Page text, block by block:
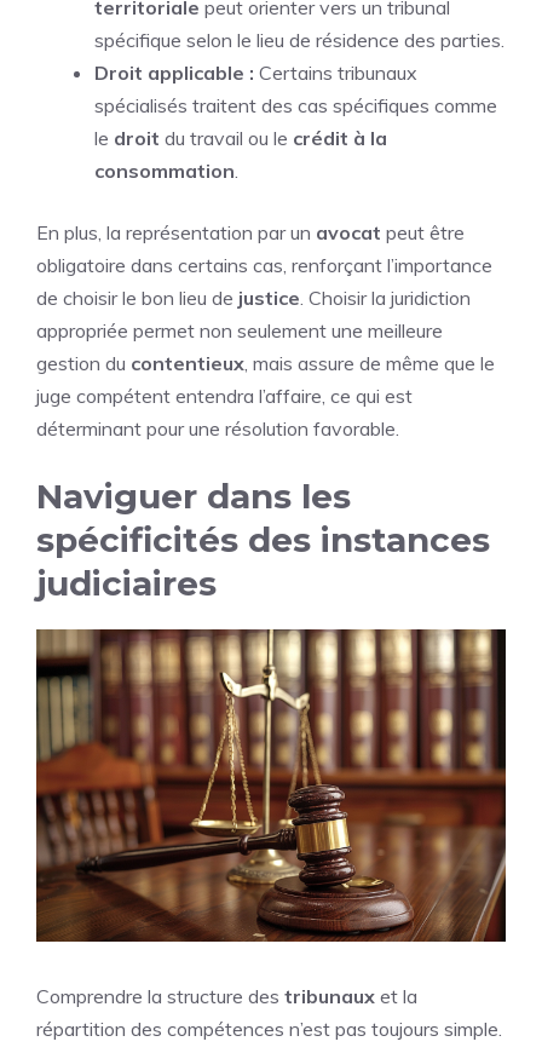
territoriale peut orienter vers un tribunal
spécifique selon le lieu de résidence des parties.
Droit applicable : Certains tribunaux
spécialisés traitent des cas spécifiques comme
le droit du travail ou le crédit à la
consommation
En plus, la représentation par un avocat peut être
obligatoire dans certains cas, renforçant l’importance
de choisir le bon lieu de justice . Choisir la juridiction
appropriée permet non seulement une meilleure
gestion du contentieux , mais assure de même que le
juge compétent entendra l’affaire, ce qui est
déterminant pour une résolution favorable.
Naviguer dans les
spécificités des instances
judiciaires
Comprendre la structure des tribunaux et la
répartition des compétences n’est pas toujours simple.